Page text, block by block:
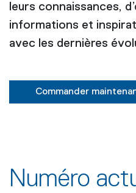
leurs connaissances,
informations et
avec les dernières
Commander
Numéro